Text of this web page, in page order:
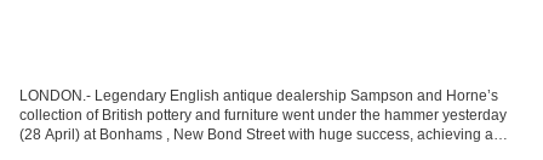
LONDON.- Legendary English antique dealership Sampson and Horne’s
collection of British pottery and furniture went under the hammer yesterday
(28 April) at Bonhams , New Bond Street with huge success, achieving a